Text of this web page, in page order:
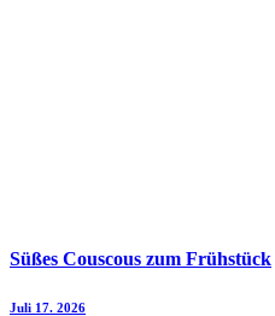
Süßes Couscous zum Frühstück
Juli 17. 2026